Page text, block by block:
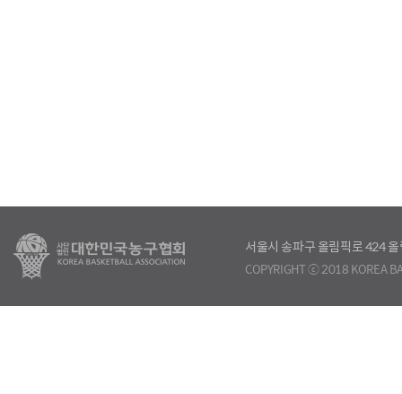
서울시 송파구 올림픽로 424
COPYRIGHT ⓒ 2018 KOREA